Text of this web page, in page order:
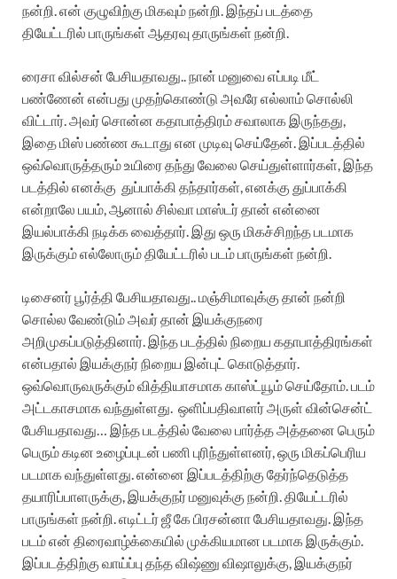
நன்றி. என் குழுவிற்கு மிகவும் நன்றி. இந்தப் படத்தை
தியேட்டரில் பாருங்கள் ஆதரவு தாருங்கள் நன்றி.
ரைசா வில்சன் பேசியதாவது.. நான் மனுவை எப்படி மீட்
பண்ணேன் என்பது முதற்கொண்டு அவரே எல்லாம் சொல்லி
விட்டார். அவர் சொன்ன கதாபாத்திரம் சவாலாக இருந்தது,
இதை மிஸ் பண்ண கூடாது என முடிவு செய்தேன். இப்படத்தில்
ஒவ்வொருத்தரும் உயிரை தந்து வேலை செய்துள்ளார்கள், இந்த
படத்தில் எனக்கு துப்பாக்கி தந்தார்கள், எனக்கு துப்பாக்கி
என்றாலே பயம், ஆனால் சில்வா மாஸ்டர் தான் என்னை
இயல்பாக்கி நடிக்க வைத்தார். இது ஒரு மிகச்சிறந்த படமாக
இருக்கும் எல்லோரும் தியேட்டரில் படம் பாருங்கள் நன்றி.
டிசைனர் பூர்த்தி பேசியதாவது.. மஞ்சிமாவுக்கு தான் நன்றி
சொல்ல வேண்டும் அவர் தான் இயக்குநரை
அறிமுகப்படுத்தினார். இந்த படத்தில் நிறைய கதாபாத்திரங்கள்
என்பதால் இயக்குநர் நிறைய இன்புட் கொடுத்தார்.
ஒவ்வொருவருக்கும் வித்தியாசமாக காஸ்ட்யூம் செய்தோம். படம்
அட்டகாசமாக வந்துள்ளது. ஒளிப்பதிவாளர் அருள் வின்சென்ட்
பேசியதாவது… இந்த படத்தில் வேலை பார்த்த அத்தனை பெரும்
பெரும் கடின உழைப்புடன் பணி புரிந்துள்ளனர், ஒரு மிகப்பெரிய
படமாக வந்துள்ளது. என்னை இப்படத்திற்கு தேர்ந்தெடுத்த
தயாரிப்பாளருக்கு, இயக்குநர் மனுவுக்கு நன்றி. தியேட்டரில்
பாருங்கள் நன்றி. எடிட்டர் ஜீ கே பிரசன்னா பேசியதாவது. இந்த
படம் என் திரைவாழ்க்கையில் முக்கியமான படமாக இருக்கும்.
இப்படத்திற்கு வாய்ப்பு தந்த விஷ்ணு விஷாலுக்கு, இயக்குநர்